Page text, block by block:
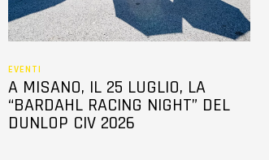
s
o
EVENTI
A MISANO, IL 25 LUGLIO, LA
“BARDAHL RACING NIGHT” DEL
DUNLOP CIV 2026